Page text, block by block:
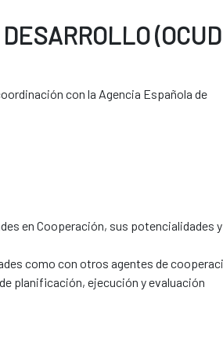
con la Agencia Española de
en Cooperación, sus potencialidades y
como con otros agentes de
planificación, ejecución y evaluación